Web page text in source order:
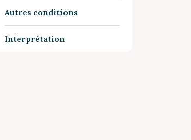
Autres conditions
Interprétation